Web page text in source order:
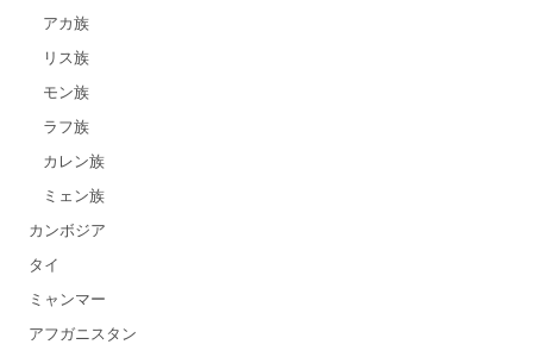
アカ族
リス族
モン族
ラフ族
カレン族
ミェン族
カンボジア
タイ
ミャンマー
アフガニスタン